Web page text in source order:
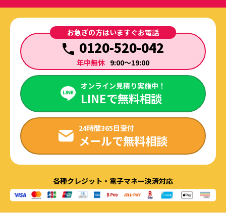
お急ぎの方はいますぐお電話
0120-520-042
年中無休 9:00～19:00
オンライン見積り実施中！
LINEで無料相談
24時間365日受付
メールで無料相談
各種クレジット・電子マネー決済対応